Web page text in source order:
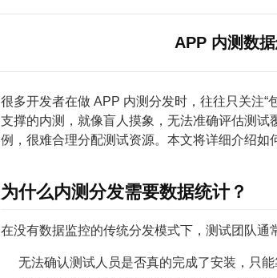
APP 内测数
很多开发者在做 APP 内测分发时，往往只关注“
支撑的内测，就像盲人摸象，无法准确评估测
例，很难合理分配测试资源。本文将详细介绍如
为什么内测分发需要数据统计？
在没有数据监控的传统分发模式下，测试团队通
无法确认测试人员是否真的完成了安装，只